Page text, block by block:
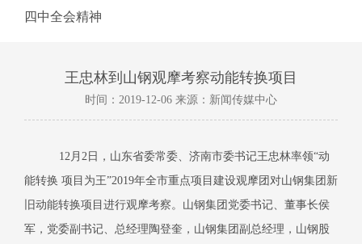
四中全会精神
王忠林到山钢观摩考察动能转换项目
时间：2019-12-06 来源：新闻传媒中心
12月 2日，山东省委常委、济南市委书记王忠林率领“动
能转换 项目为王”2019年全市重点项目建设观摩团对山钢集团新
旧动能转换项目进行观摩考察。山钢集团党委书记、董事长侯
军，党委副书记、总经理陶登奎，山钢集团副总经理，山钢股